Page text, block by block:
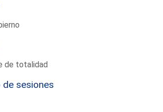
de totalidad
de sesiones